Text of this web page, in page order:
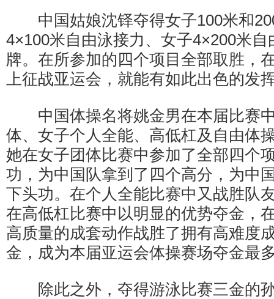
中国姑娘沈铎夺得女子100米和
4×100米自由泳接力、女子4×200米
牌。在所参加的四个项目全部取胜，
上征战亚运会，就能有如此出色的发
中国体操名将姚金男在本届比赛
体、女子个人全能、高低杠及自由体
她在女子团体比赛中参加了全部四个
功，为中国队拿到了四个高分，为中
下头功。在个人全能比赛中又战胜队
在高低杠比赛中以明显的优势夺金，
高质量的成套动作战胜了拥有高难度
金，成为本届亚运会体操赛场夺金最
除此之外，夺得游泳比赛三金的